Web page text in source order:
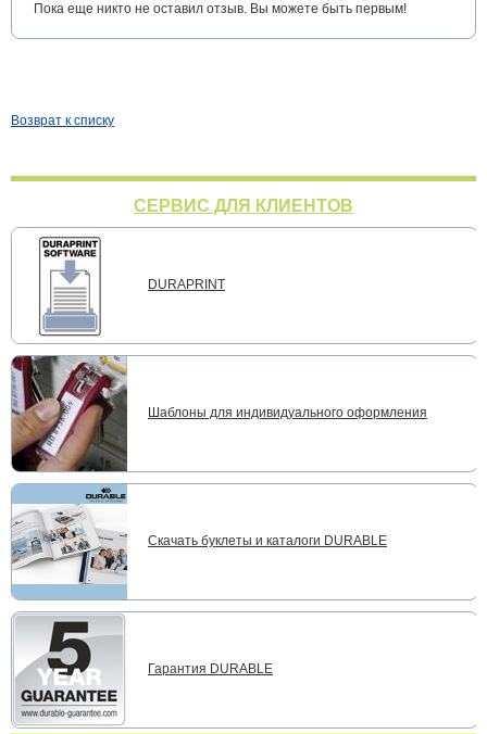
Пока еще никто не оставил отзыв. Вы можете быть первым!
Возврат к списку
СЕРВИС ДЛЯ КЛИЕНТОВ
DURAPRINT
Шаблоны для индивидуального оформления
Скачать буклеты и каталоги DURABLE
Гарантия DURABLE